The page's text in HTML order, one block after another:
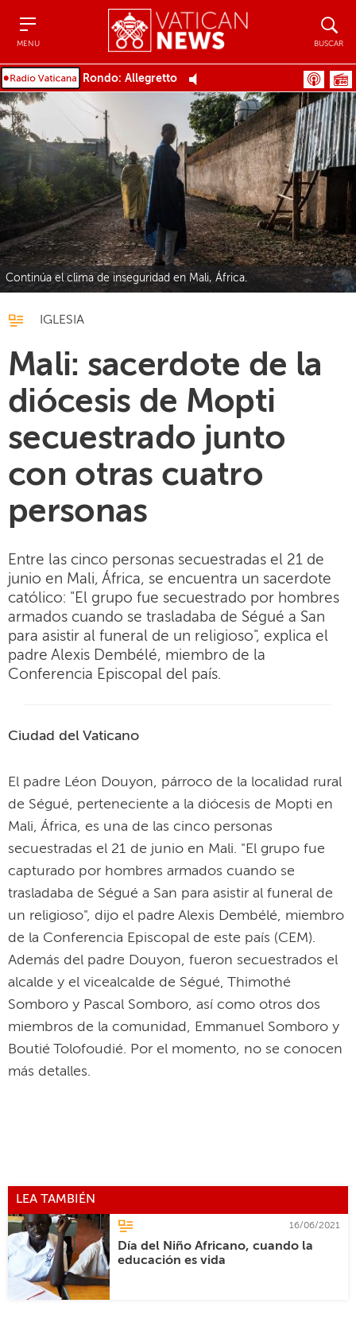
MENU BUSCAR
Rondo: Allegretto
Continúa el clima de inseguridad en Mali, África.
IGLESIA
Mali: sacerdote de la
diócesis de Mopti
secuestrado junto
con otras cuatro
personas
Entre las cinco personas secuestradas el 21 de
junio en Mali, África, se encuentra un sacerdote
católico: "El grupo fue secuestrado por hombres
armados cuando se trasladaba de Ségué a San
para asistir al funeral de un religioso", explica el
padre Alexis Dembélé, miembro de la
Conferencia Episcopal del país.
Ciudad del Vaticano
El padre Léon Douyon, párroco de la localidad rural
de Ségué, perteneciente a la diócesis de Mopti en
Mali, África, es una de las cinco personas
secuestradas el 21 de junio en Mali. "El grupo fue
capturado por hombres armados cuando se
trasladaba de Ségué a San para asistir al funeral de
un religioso", dijo el padre Alexis Dembélé, miembro
de la Conferencia Episcopal de este país (CEM).
Además del padre Douyon, fueron secuestrados el
alcalde y el vicealcalde de Ségué, Thimothé
Somboro y Pascal Somboro, así como otros dos
miembros de la comunidad, Emmanuel Somboro y
Boutié Tolofoudié. Por el momento, no se conocen
más detalles.
LEA TAMBIÉN
16/06/2021
Día del Niño Africano, cuando la
educación es vida